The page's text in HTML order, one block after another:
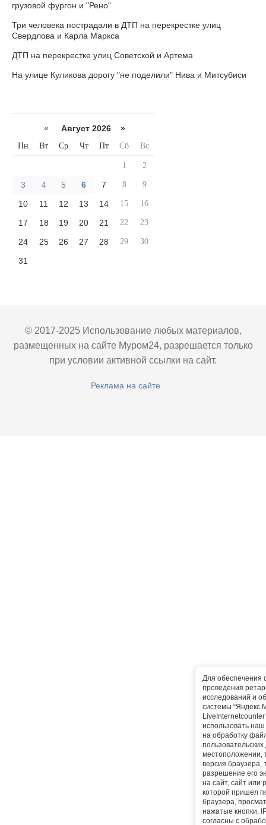
Для обеспечения
проведения
исследований и
системы
использовать
на обработку
местоположении,
версия браузера,
разрешение его
на сайт, сайт или
которой пришел
браузера,
нажатые кнопки,
согласны с
грузовой фургон и "Рено"
Три человека пострадали в ДТП на перекрестке улиц
Свердлова и Карла Маркса
ДТП на перекрестке улиц Советской и Артема
На улице Куликова дорогу "не поделили" Нива и Митсубиси
« Август 2026 »
Пн Вт Ср Чт Пт Сб Вс
1 2
3 4 5 6 7 8 9
10 11 12 13 14 15 16
17 18 19 20 21 22 23
24 25 26 27 28 29 30
31
© 2017-2025 Использование любых материалов,
размещенных на сайте Муром24, разрешается только
при условии активной ссылки на сайт.
Реклама на сайте